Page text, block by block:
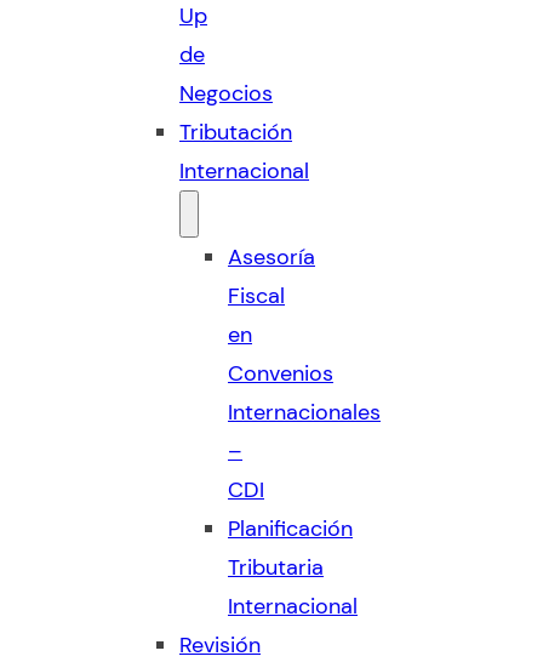
Up
de
Negocios
Tributación
Internacional
Asesoría
Fiscal
en
Convenios
Internacionales
–
CDI
Planificación
Tributaria
Internacional
Revisión